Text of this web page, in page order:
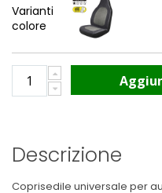
Varianti
colore
Descrizione
Coprisedile universale per